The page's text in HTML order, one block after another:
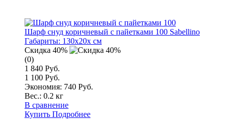
Шарф снуд коричневый с пайетками 100 Sabellino
Габариты: 130x20x см
Скидка 40%
(0)
1 840 Руб.
1 100 Руб.
Экономия: 740 Руб.
Вес.: 0.2 кг
В сравнение
Купить Подробнее